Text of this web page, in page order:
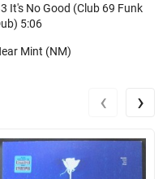
It's No Good (Club 69 Funk
5:06
Mint (NM)
‹ ›